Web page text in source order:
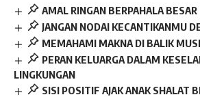
AMAL RINGAN BERPAHALA BESAR
JANGAN NODAI KECANTIKANMU
MEMAHAMI MAKNA DI BALIK
PERAN KELUARGA DALAM
LINGKUNGAN
SISI POSITIF AJAK ANAK SHALAT